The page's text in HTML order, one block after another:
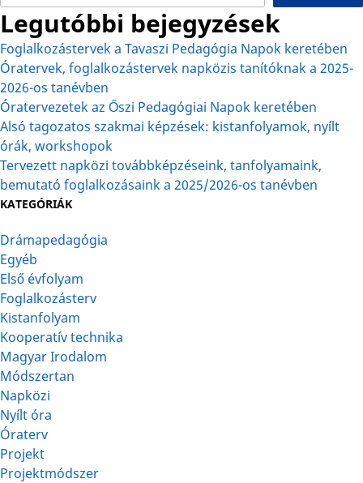
Legutóbbi bejegyzések
Foglalkozástervek a Tavaszi Pedagógia Napok keretében
Óratervek, foglalkozástervek napközis tanítóknak a 2025-
2026-os tanévben
Óratervezetek az Őszi Pedagógiai Napok keretében
Alsó tagozatos szakmai képzések: kistanfolyamok, nyílt
órák, workshopok
Tervezett napközi továbbképzéseink, tanfolyamaink,
bemutató foglalkozásaink a 2025/2026-os tanévben
KATEGÓRIÁK
Drámapedagógia
Egyéb
Első évfolyam
Foglalkozásterv
Kistanfolyam
Kooperatív technika
Magyar Irodalom
Módszertan
Napközi
Nyílt óra
Óraterv
Projekt
Projektmódszer